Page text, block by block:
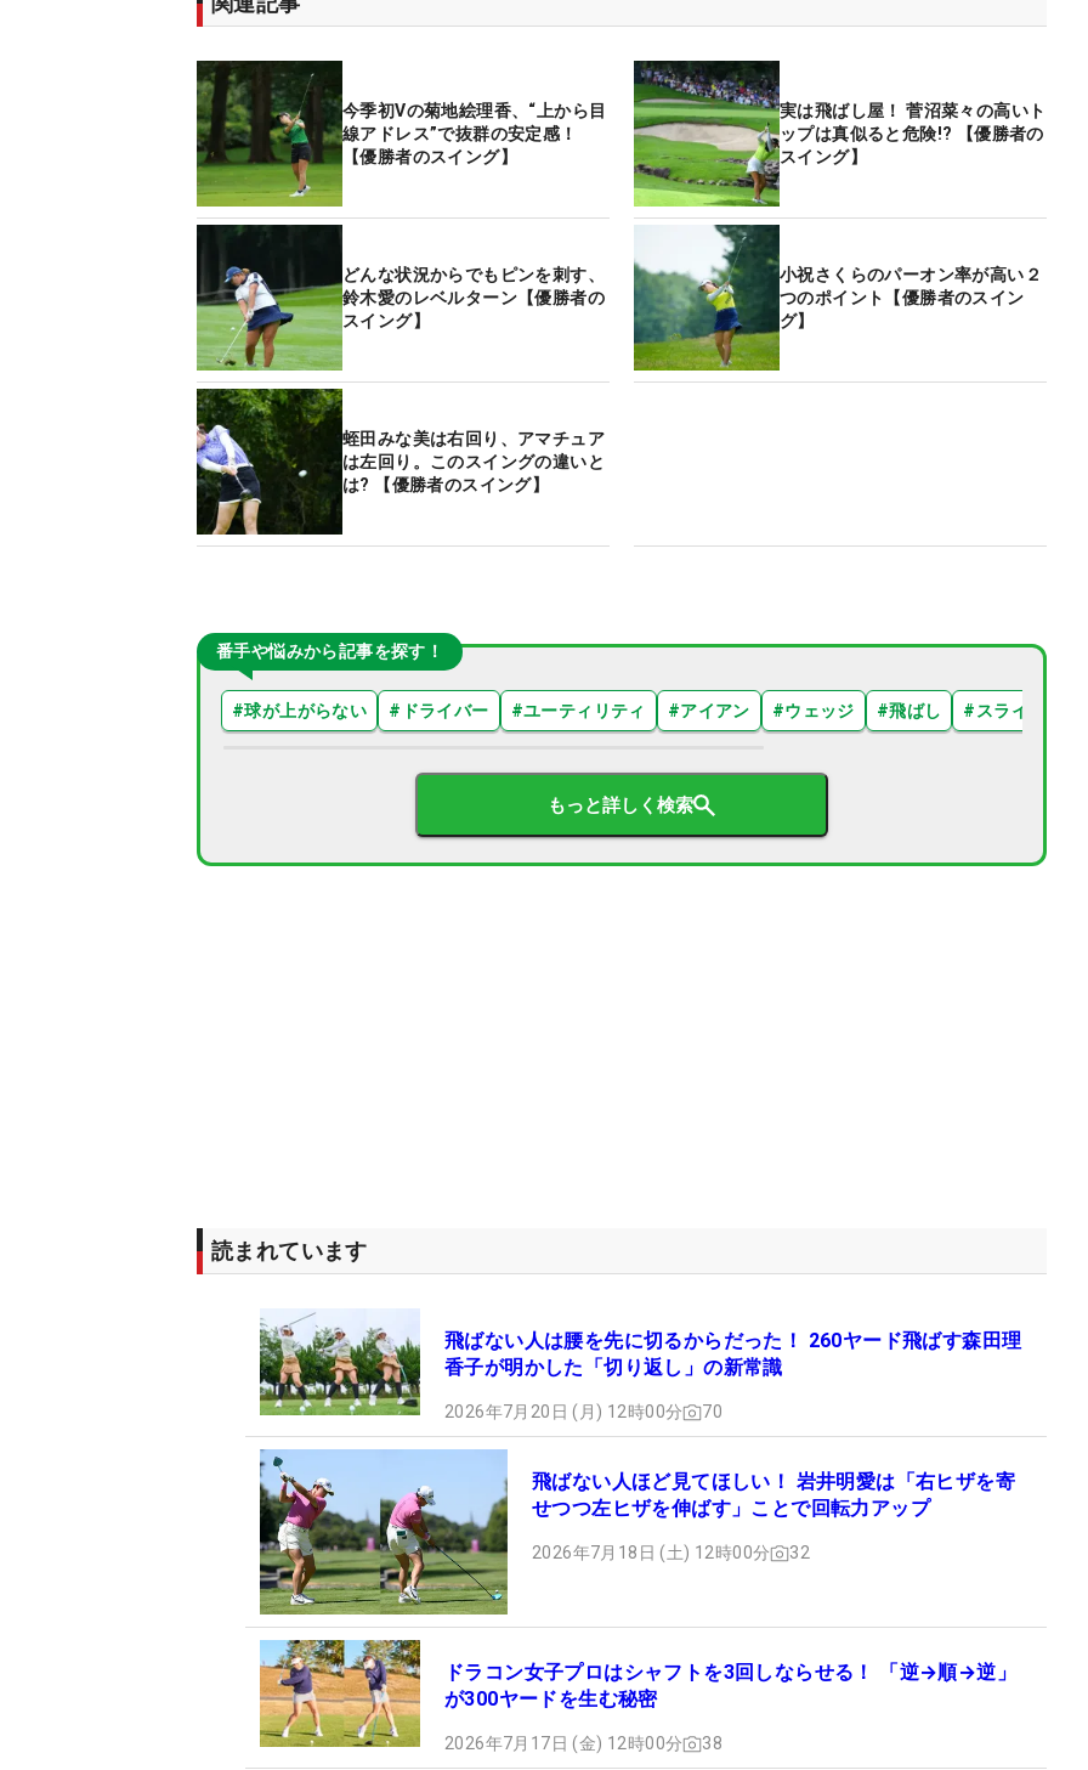
今季初Vの菊地絵理香、“上から目
線アドレス”で抜群の安定感！
【優勝者のスイング】
実は飛ばし屋！ 菅沼菜々の高いト
ップは真似ると危険!? 【優勝者の
スイング】
どんな状況からでもピンを刺す、
鈴木愛のレベルターン【優勝者の
スイング】
小祝さくらのパーオン率が高い２
つのポイント【優勝者のスイン
グ】
蛭田みな美は右回り、アマチュア
は左回り。このスイングの違いと
は? 【優勝者のスイング】
番手や悩みから記事を探す！
#球が上がらない # ドライバー #ユーティリティ #アイアン #ウェッジ #飛ばし #スライス
もっと詳しく検索
読まれています
飛ばない人は腰を先に切るからだった！ 260ヤード飛ばす森田理
香子が明かした「切り返し」の新常識
2026年7月20日 (月) 12時00分 70
飛ばない人ほど見てほしい！ 岩井明愛は「右ヒザを寄
せつつ左ヒザを伸ばす」ことで回転力アップ
2026年7月18日 (土) 12時00分 32
ドラコン女子プロはシャフトを3回しならせる！ 「逆→順→逆」
が300ヤードを生む秘密
2026年7月17日 (金) 12時00分 38